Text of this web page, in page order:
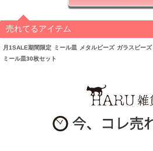
売れてるアイテム
月1SALE期間限定 ミール皿 メタルビーズ ガラスビーズ
ミール皿30枚セット